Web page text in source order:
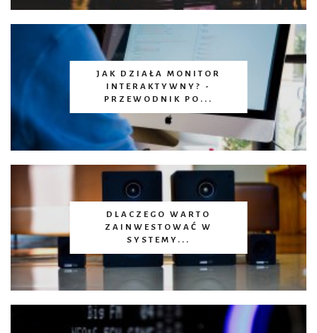
JAK DZIAŁA MONITOR
INTERAKTYWNY? -
PRZEWODNIK PO...
DLACZEGO WARTO
ZAINWESTOWAĆ W
SYSTEMY...